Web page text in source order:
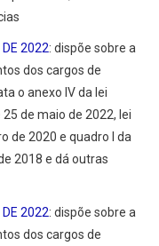
2022: dispõe sobre a
dos cargos de
o anexo IV da lei
de maio de 2022, lei
de 2020 e quadro I da
2018 e dá outras
2022: dispõe sobre a
dos cargos de